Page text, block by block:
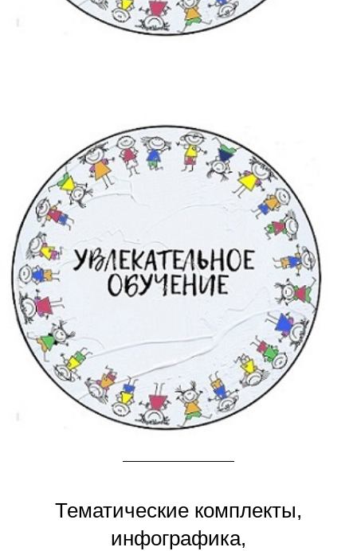
Тематические комплекты,
инфографика,